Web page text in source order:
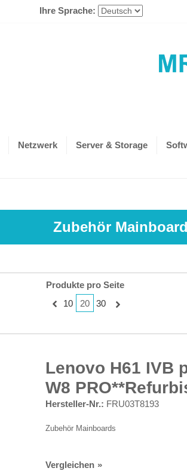
Ihre Sprache:
Netzwerk Server & Storage
Zubehör
Produkte pro Seite
10
20 30
Lenovo H61 IVB
W8
Hersteller-Nr.: FRU03T8193
Zubehör Mainboards
Vergleichen